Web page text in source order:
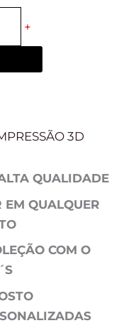
+
3D
QUALIDADE
QUALQUER
COM O